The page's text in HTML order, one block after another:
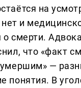
на
нет и
смерти.
что «факт
умершим» —
понятия. В